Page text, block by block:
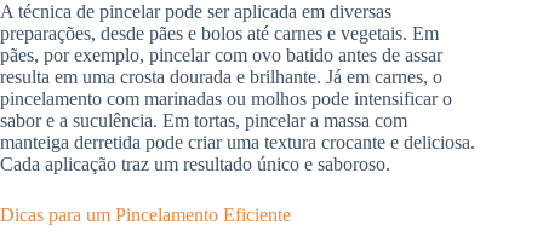
A técnica de pincelar pode ser aplicada em diversas
preparações, desde pães e bolos até carnes e vegetais. Em
pães, por exemplo, pincelar com ovo batido antes de assar
resulta em uma crosta dourada e brilhante. Já em carnes, o
pincelamento com marinadas ou molhos pode intensificar o
sabor e a suculência. Em tortas, pincelar a massa com
manteiga derretida pode criar uma textura crocante e deliciosa.
Cada aplicação traz um resultado único e saboroso.
Dicas para um Pincelamento Eficiente